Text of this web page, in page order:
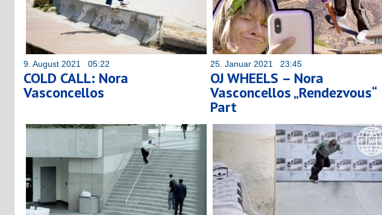
9. August 2021 05:22
COLD CALL: Nora
Vasconcellos
25. Januar 2021 23:45
OJ WHEELS – Nora
Vasconcellos „Rendezvous“
Part